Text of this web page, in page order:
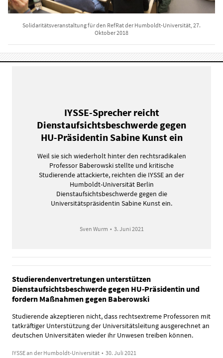
Solidaritätsveranstaltung für den RefRat der Humboldt-Universität, 27.
Oktober 2018
IYSSE-Sprecher reicht
Dienstaufsichtsbeschwerde gegen
HU-Präsidentin Sabine Kunst ein
Weil sie sich wiederholt hinter den rechtsradikalen
Professor Baberowski stellte und kritische
Studierende attackierte, reichten die IYSSE an der
Humboldt-Universität Berlin
Dienstaufsichtsbeschwerde gegen die
Universitätspräsidentin Sabine Kunst ein.
Sven Wurm • 3. Juni 2021
Studierendenvertretungen unterstützen
Dienstaufsichtsbeschwerde gegen HU-Präsidentin und
fordern Maßnahmen gegen Baberowski
Studierende akzeptieren nicht, dass rechtsextreme Professoren mit
tatkräftiger Unterstützung der Universitätsleitung ausgerechnet an
deutschen Universitäten wieder ihr Unwesen treiben können.
IYSSE an der Humboldt-Universität • 30. Juli 2021